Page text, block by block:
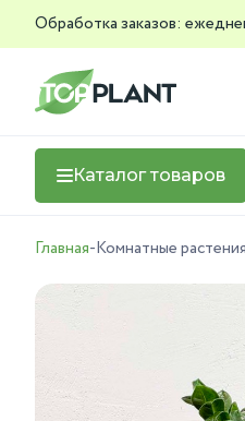
Обработка заказов:
Каталог товаров
Главная-Комнатные растения